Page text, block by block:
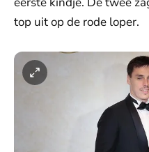
top uit op de rode loper.